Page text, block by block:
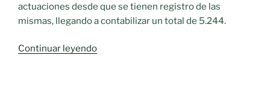
actuaciones desde que se tienen registro de las
mismas, llegando a contabilizar un total de 5.244.
Continuar leyendo«Las